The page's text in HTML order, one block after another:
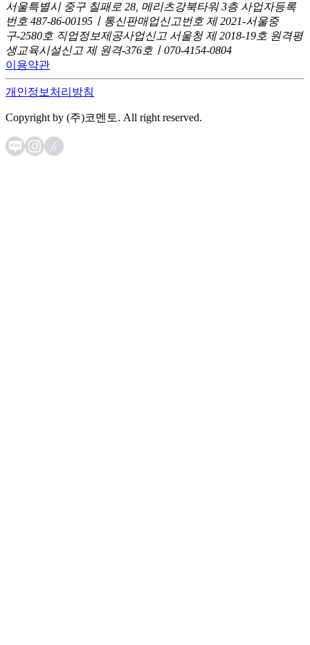
서울특별시 중구 칠패로 28, 메리츠강북타워 3층 사업자등록
번호 487-86-00195ㅣ통신판매업신고번호 제 2021-서울중
구-2580호 직업정보제공사업신고 서울청 제 2018-19호 원격평
생교육시설신고 제 원격-376호ㅣ070-4154-0804
이용약관
개인정보처리방침
Copyright by (주)코멘토. All right reserved.